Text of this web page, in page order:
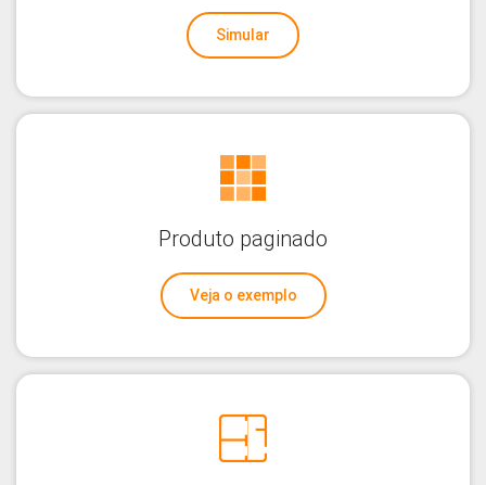
Simular
Produto paginado
Veja o exemplo